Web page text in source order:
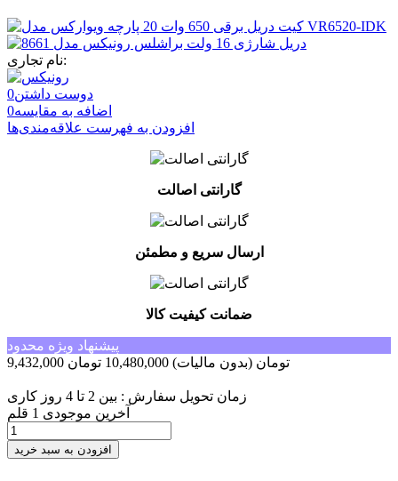
نام تجاری:
دوست داشتن0
اضافه به مقایسه0
افزودن به فهرست علاقه‌مندی‌ها
گارانتی اصالت
ارسال سریع و مطمئن
ضمانت کیفیت کالا
پیشنهاد ویژه محدود
9,432,000 تومان (بدون مالیات) 10,480,000 تومان
زمان تحویل سفارش : بین 2 تا 4 روز کاری
آخرین موجودی 1 قلم
افزودن به سبد خرید